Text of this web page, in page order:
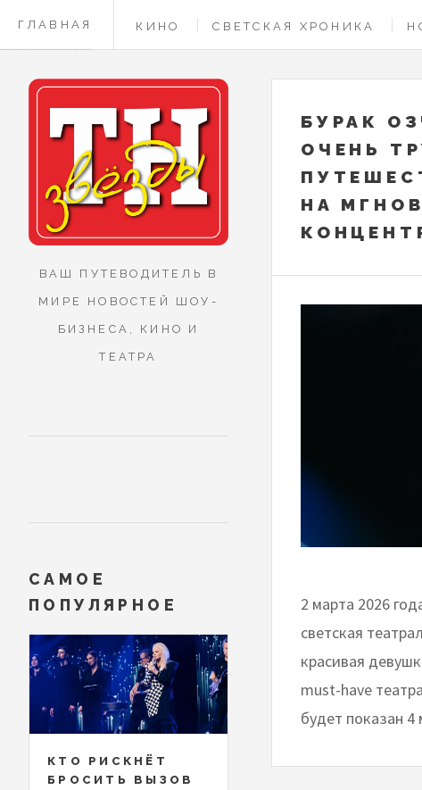
ГЛАВНАЯ КИНО СВЕТСКАЯ ХРОНИКА
КОНТАКТЫ
БУРАК
ОЧЕНЬ
НА
2 марта 2026
светская
красивая
must-have
будет показан 4
ВАШ ПУТЕВОДИТЕЛЬ В
МИРЕ НОВОСТЕЙ ШОУ-
БИЗНЕСА, КИНО И
ТЕАТРА
САМОЕ
ПОПУЛЯРНОЕ
КТО РИСКНЁТ
БРОСИТЬ ВЫЗОВ